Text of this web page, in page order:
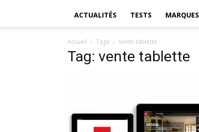
ACTUALITÉS TESTS MARQUES
Accueil Tags Vente tablette
Tag: vente tablette